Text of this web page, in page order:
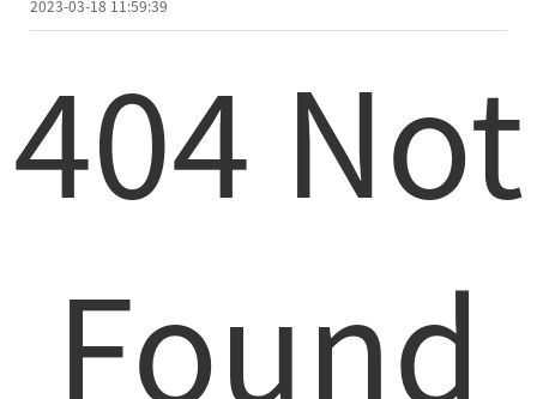
2023-03-18 11:59:39
404 Not
Found